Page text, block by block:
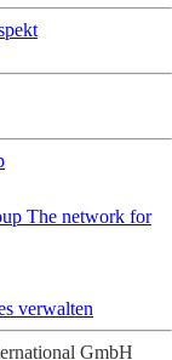
The network for
verwalten
GmbH